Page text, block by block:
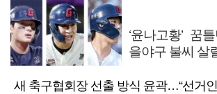
‘윤나고황’ 꿈
을야구 불씨 살
새 축구협회장 선출 방식 윤곽…“선거